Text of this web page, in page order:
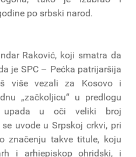
po srbski narod.
Raković, koji smatra da
je SPC – Pećka patrijaršija
više vezali za Kosovo i
„začkoljicu“ u predlogu
upada u oči veliki broj
uvode u Srpskoj crkvi, pri
značenju takve titule, koju
i arhiepiskop ohridski, i